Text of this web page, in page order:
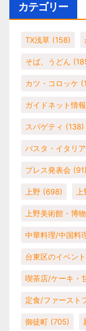
カテゴリー
TX浅草 (158)
そば、うどん
カツ・コロッケ
ガイドネット情報
スパゲティ (138)
パスタ・イタリ
プレス発表会 (91)
上野 (698) 上
上野美術館・博
中華料理/中国料
台東区のイベント
喫茶店/ケーキ・
定食/ファースト
御徒町 (705)